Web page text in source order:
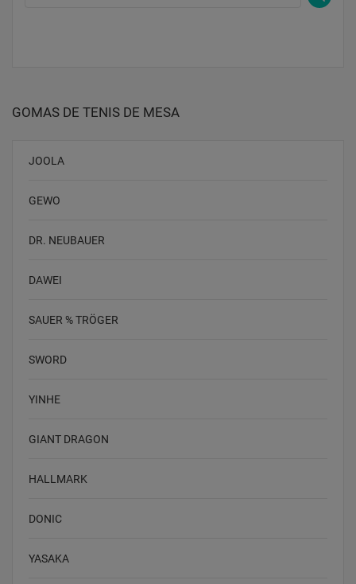
GOMAS DE TENIS DE MESA
JOOLA
GEWO
DR. NEUBAUER
DAWEI
SAUER % TRÖGER
SWORD
YINHE
GIANT DRAGON
HALLMARK
DONIC
YASAKA